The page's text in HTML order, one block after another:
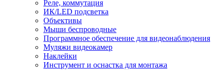
Реле, коммутация
ИК/LED подсветка
Объективы
Мыши беспроводные
Программное обеспечение для видеонаблюдения
Муляжи видеокамер
Наклейки
Инструмент и оснастка для монтажа